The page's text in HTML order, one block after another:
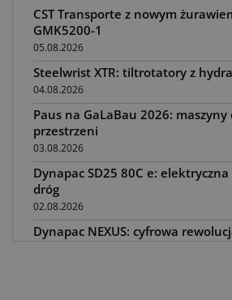
CST Transporte z nowym
GMK5200-1
05.08.2026
Steelwrist XTR: tiltrotatory z
04.08.2026
Paus na GaLaBau 2026: maszyny
przestrzeni
03.08.2026
Dynapac SD25 80C e: elektryczna
dróg
02.08.2026
Dynapac NEXUS: cyfrowa